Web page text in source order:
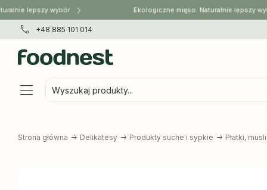
lepszy wybór Ekologiczne mięso. Naturalnie lepszy
+48 885 101 014
Wyszukaj produkty...
Strona główna Delikatesy Produkty suche i sypkie Płatki, musli